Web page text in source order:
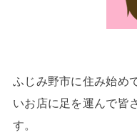
ふじみ野市に住み始め
いお店に足を運んで皆
す。